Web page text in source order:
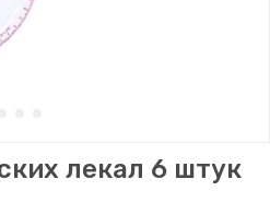
лекал 6 штук